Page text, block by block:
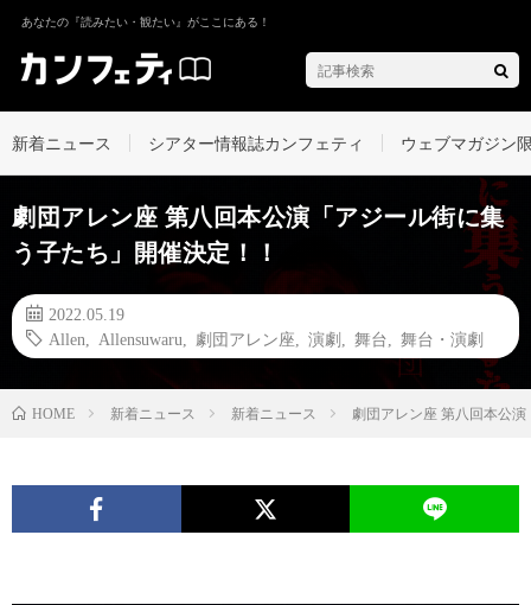
あなたの『読みたい・観たい』がここにある！
新着ニュース シアター情報誌カンフェティ ウェブマガジン
劇団アレン座 第八回本公演「アジール街に集
う子たち」開催決定！！
2022.05.19
Allen
Allensuwaru 劇団アレン座 演劇 舞台 舞台・演劇
HOME 新着ニュース 新着ニュース 劇団アレン座 第八回本公